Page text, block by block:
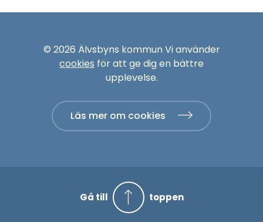
© 2026 Älvsbyns kommun Vi använder
cookies för att ge dig en bättre
upplevelse.
Läs mer om cookies
Gå till toppen